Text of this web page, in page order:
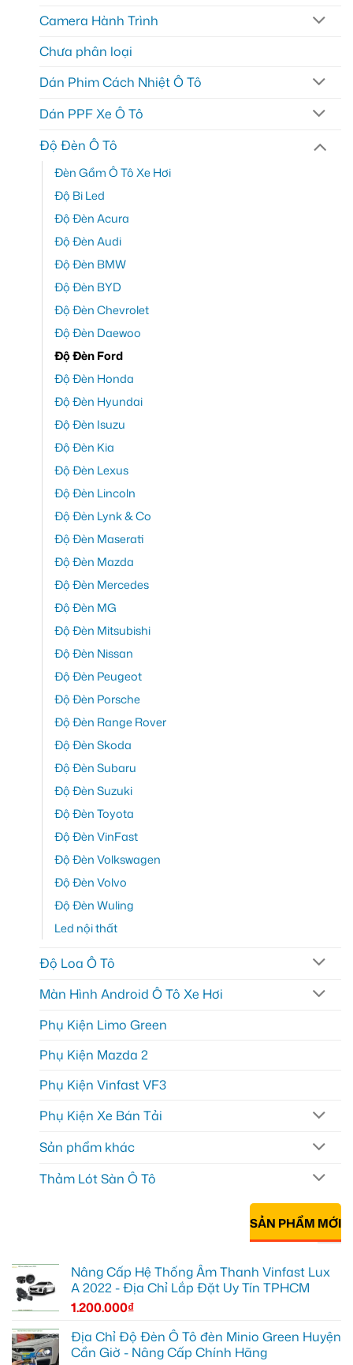
Camera Hành Trình
Chưa phân loại
Dán Phim Cách Nhiệt Ô Tô
Dán PPF Xe Ô Tô
Độ Đèn Ô Tô
Đèn Gầm Ô Tô Xe Hơi
Độ Bi Led
Độ Đèn Acura
Độ Đèn Audi
Độ Đèn BMW
Độ Đèn BYD
Độ Đèn Chevrolet
Độ Đèn Daewoo
Độ Đèn Ford
Độ Đèn Honda
Độ Đèn Hyundai
Độ Đèn Isuzu
Độ Đèn Kia
Độ Đèn Lexus
Độ Đèn Lincoln
Độ Đèn Lynk & Co
Độ Đèn Maserati
Độ Đèn Mazda
Độ Đèn Mercedes
Độ Đèn MG
Độ Đèn Mitsubishi
Độ Đèn Nissan
Độ Đèn Peugeot
Độ Đèn Porsche
Độ Đèn Range Rover
Độ Đèn Skoda
Độ Đèn Subaru
Độ Đèn Suzuki
Độ Đèn Toyota
Độ Đèn VinFast
Độ Đèn Volkswagen
Độ Đèn Volvo
Độ Đèn Wuling
Led nội thất
Độ Loa Ô Tô
Màn Hình Android Ô Tô Xe Hơi
Phụ Kiện Limo Green
Phụ Kiện Mazda 2
Phụ Kiện Vinfast VF3
Phụ Kiện Xe Bán Tải
Sản phẩm khác
Thảm Lót Sàn Ô Tô
SẢN PHẨM MỚI
Nâng Cấp Hệ Thống Âm Thanh Vinfast Lux
A 2022 - Địa Chỉ Lắp Đặt Uy Tín TPHCM
1.200.000₫
Địa Chỉ Độ Đèn Ô Tô đèn Minio Green Huyện
Cần Giờ - Nâng Cấp Chính Hãng